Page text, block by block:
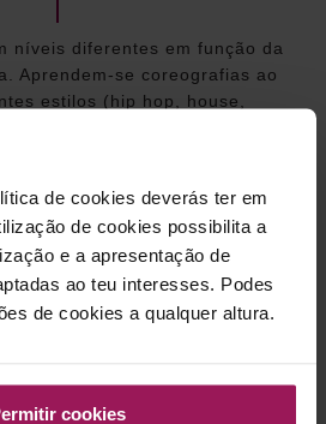
de cookies deverás ter em
de cookies possibilita a
e a apresentação de
ao teu interesses. Podes
de cookies a qualquer altura.
cookies
níveis diferentes em função da
Aprendem-se coreografias ao
estilos (hip hop, house,
ao mesmo tempo que se
coordenação e
Permite a aprendizagem de